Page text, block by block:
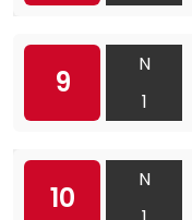
9
N
1
10
N